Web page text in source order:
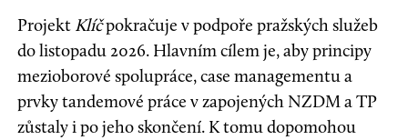
Projekt Klíčpokračuje v podpoře pražských služeb
do listopadu 2026. Hlavním cílem je, aby principy
mezioborové spolupráce, case managementu a
prvky tandemové práce v zapojených NZDM a TP
zůstaly i po jeho skončení. K tomu dopomohou